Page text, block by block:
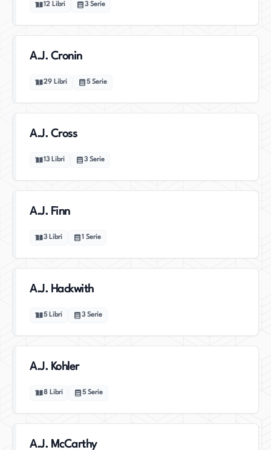
12 Libri 3 Serie
A.J. Cronin
29 Libri 5 Serie
A.J. Cross
13 Libri 3 Serie
A.J. Finn
3 Libri 1 Serie
A.J. Hackwith
5 Libri 3 Serie
A.J. Kohler
8 Libri 5 Serie
A.J. McCarthy